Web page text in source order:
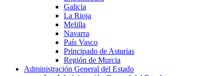
Galicia
La Rioja
Melilla
Navarra
País Vasco
Principado de Asturias
Región de Murcia
Administración General del Estado